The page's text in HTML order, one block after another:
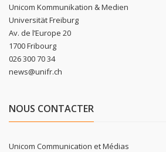
Unicom Kommunikation & Medien
Universität Freiburg
Av. de l’Europe 20
1700 Fribourg
026 300 70 34
news@unifr.ch
NOUS CONTACTER
Unicom Communication et Médias